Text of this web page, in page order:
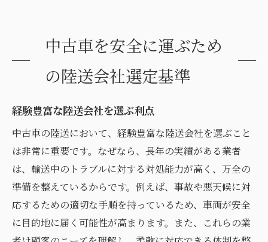
中古車を安全に運ぶため
の陸送会社選定基準
経験豊富な陸送会社を選ぶ利点
中古車の陸送において、経験豊富な陸送会社を選ぶこと
は非常に重要です。なぜなら、長年の実績がある業者
は、輸送中のトラブルに対する対処能力が高く、万全の
準備を整えているからです。例えば、事故や悪天候に対
応するための適切な手順を持っているため、車両が安全
に目的地に届く可能性が高まります。また、これらの業